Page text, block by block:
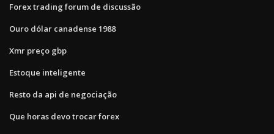
Forex trading forum de discussão
Ouro dólar canadense 1988
Xmr preço gbp
Estoque inteligente
Resto da api de negociação
Que horas devo trocar forex